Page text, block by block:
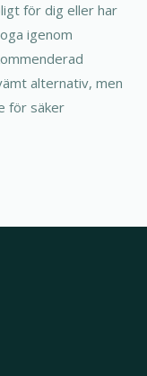
för dig eller har
igenom
alternativ, men
för säker